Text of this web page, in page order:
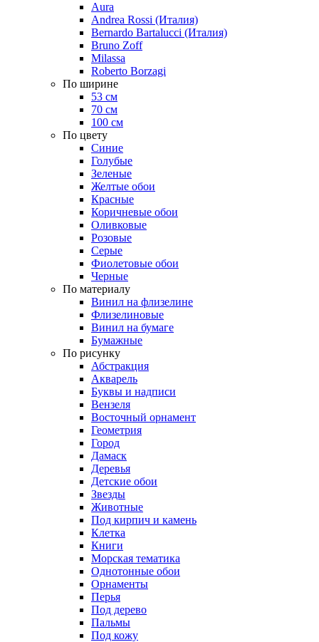
Aura
Andrea Rossi (Италия)
Bernardo Bartalucci (Италия)
Bruno Zoff
Milassa
Roberto Borzagi
По ширине
53 см
70 см
100 см
По цвету
Синие
Голубые
Зеленые
Желтые обои
Красные
Коричневые обои
Оливковые
Розовые
Серые
Фиолетовые обои
Черные
По материалу
Винил на флизелине
Флизелиновые
Винил на бумаге
Бумажные
По рисунку
Абстракция
Акварель
Буквы и надписи
Вензеля
Восточный орнамент
Геометрия
Город
Дамаск
Деревья
Детские обои
Звезды
Животные
Под кирпич и камень
Клетка
Книги
Морская тематика
Однотонные обои
Орнаменты
Перья
Под дерево
Пальмы
Под кожу